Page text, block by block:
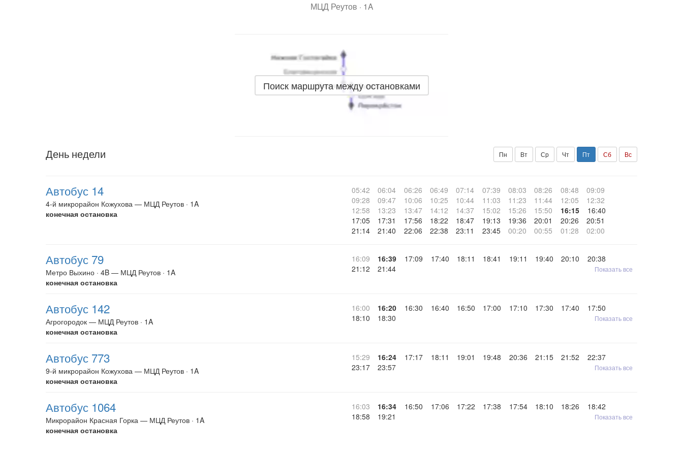
МЦД Реутов · 1A
Поиск маршрута между остановками
День недели Пн Вт Ср Чт Пт Сб Вс
Автобус 14
4-й микрорайон Кожухова — МЦД Реутов · 1A
конечная остановка
05:42 06:04 06:26 06:49 07:14 07:39 08:03 08:26 08:48
09:09
09:28
09:47 10:06 10:25 10:44 11:03 11:23 11:44 12:05
12:32
12:58
13:23 13:47 14:12 14:37 15:02 15:26 15:50 16:15
16:40
17:05
17:31 17:56 18:22 18:47 19:13 19:36 20:01 20:26
20:51
21:14
21:40 22:06 22:38 23:11 23:45 00:20 00:55 01:28 02:00
Автобус 79
Метро Выхино · 4B — МЦД Реутов · 1A
конечная остановка
16:09 16:39 17:09 17:40 18:11 18:41 19:11 19:40 20:10
20:38
21:12
21:44 Показать все
Автобус 142
Агрогородок — МЦД Реутов · 1A
конечная остановка
16:00 16:20 16:30 16:40 16:50 17:00 17:10 17:30 17:40
17:50
18:10
18:30 Показать все
Автобус 773
9-й микрорайон Кожухова — МЦД Реутов · 1A
конечная остановка
15:29 16:24 17:17 18:11 19:01 19:48 20:36 21:15 21:52
22:37
23:17
23:57 Показать все
Автобус 1064
Микрорайон Красная Горка — МЦД Реутов · 1A
конечная остановка
16:03 16:34 16:50 17:06 17:22 17:38 17:54 18:10 18:26
18:42
18:58
19:21 Показать все